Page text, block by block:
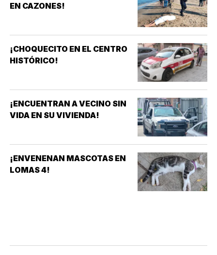
EN CAZONES!
¡CHOQUECITO EN EL CENTRO
HISTÓRICO!
¡ENCUENTRAN A VECINO SIN
VIDA EN SU VIVIENDA!
¡ENVENENAN MASCOTAS EN
LOMAS 4!